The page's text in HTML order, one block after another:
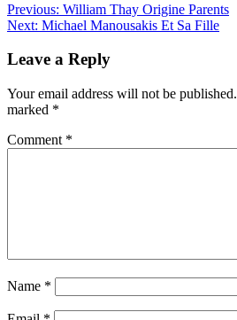
Previous: William Thay Origine Parents
Next: Michael Manousakis Et Sa Fille
Leave a Reply
Your email address will not be published.
marked *
Comment *
Name *